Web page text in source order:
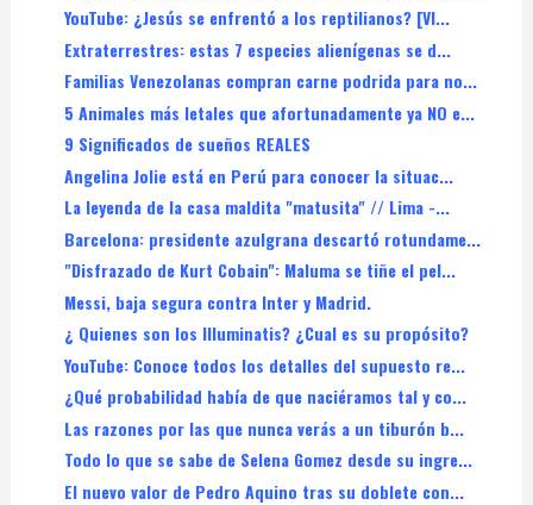
YouTube: ¿Jesús se enfrentó a los reptilianos? [VI...
Extraterrestres: estas 7 especies alienígenas se d...
Familias Venezolanas compran carne podrida para no...
5 Animales más letales que afortunadamente ya NO e...
9 Significados de sueños REALES
Angelina Jolie está en Perú para conocer la situac...
La leyenda de la casa maldita "matusita" // Lima -...
Barcelona: presidente azulgrana descartó rotundame...
"Disfrazado de Kurt Cobain": Maluma se tiñe el pel...
Messi, baja segura contra Inter y Madrid.
¿ Quienes son los Illuminatis? ¿Cual es su propósito?
YouTube: Conoce todos los detalles del supuesto re...
¿Qué probabilidad había de que naciéramos tal y co...
Las razones por las que nunca verás a un tiburón b...
Todo lo que se sabe de Selena Gomez desde su ingre...
El nuevo valor de Pedro Aquino tras su doblete con...